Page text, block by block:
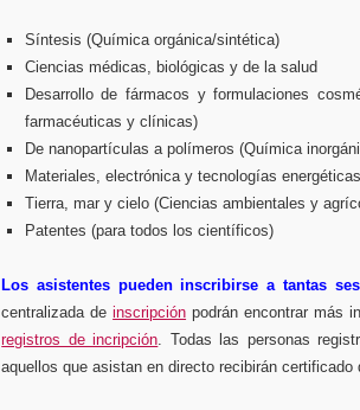
Síntesis (Química orgánica/sintética)
Ciencias médicas, biológicas y de la salud
Desarrollo de fármacos y formulaciones
farmacéuticas y clínicas)
De nanopartículas a polímeros (Química
Materiales, electrónica y tecnologías
Tierra, mar y cielo (Ciencias ambientales y
Patentes (para todos los científicos)
Los asistentes pueden inscribirse a tantas
centralizada deinscripción podrán encontrar más
registros de incripción. Todas las personas
aquellos que asistan en directo recibirán certificado